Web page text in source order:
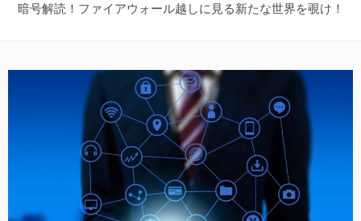
暗号解読！ファイアウォール越しに見る新たな世界を覗け！